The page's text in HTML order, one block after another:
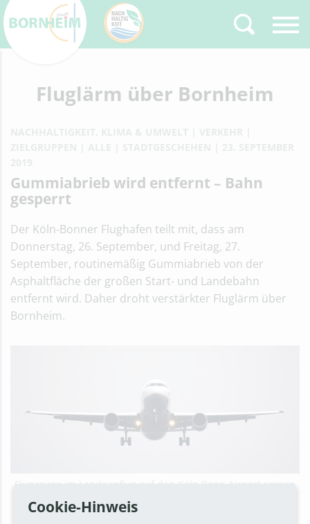
Zurück
Type 2 or more
characters for results.
Fluglärm über Bornheim
Gummiabrieb wird entfernt – Bahn
gesperrt
Der Köln-Bonner Flughafen teilt mit, dass am
Donnerstag, 26. September, und Freitag, 27.
September, routinemäßig Gummiabrieb von der
Asphaltfläche der großen Start- und Landebahn
entfernt wird. Daher droht verstärkter Fluglärm über
Bornheim.
Flugzeuge im Landeanflug auf den Köln Bonn Airport sorgen
für Fluglärm über Bornheim
Cookie-Hinweis